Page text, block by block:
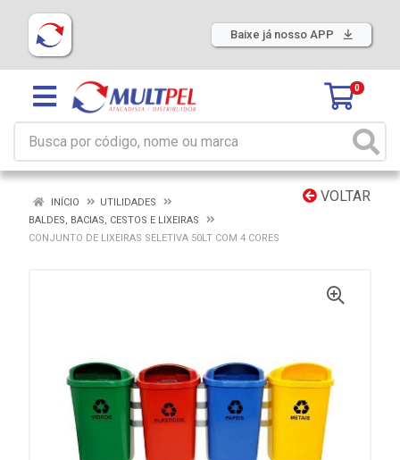
Baixe já nosso APP
0
VOLTAR
INÍCIO
UTILIDADES
BALDES, BACIAS, CESTOS E LIXEIRAS
CONJUNTO DE LIXEIRAS SELETIVA 50LT COM 4 CORES